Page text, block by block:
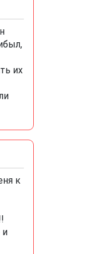
их
к
и